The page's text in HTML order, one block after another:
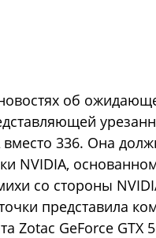
об
вместо 336. Она
NVIDIA,
со стороны
представила
Zotac GeForce GTX